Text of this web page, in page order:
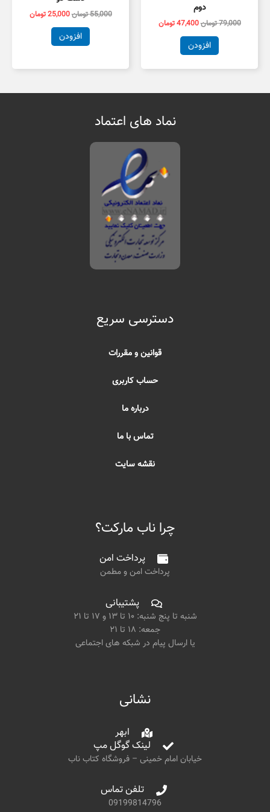
دوم
79,000تومان47,400تومان
افزودن
55,000تومان25,000تومان
افزودن
نماد های اعتماد
دسترسی سریع
قوانین و مقررات
حساب کاربری
درباره ما
تماس با ما
نقشه سایت
چرا ناب مارکت؟
پرداخت امن
پرداخت امن و مطمن
پشتیبانی
شنبه تا پنج شنبه: ۱۰ تا ۱۳ و ۱۷ تا ۲۱
جمعه: ۱۸ تا ۲۱
یا ارسال پیام در شبکه های اجتماعی
نشانی
ابهر
لینک گوگل مپ
خیابان امام خمینی – فروشگاه کتاب ناب
تلفن تماس
09199814796